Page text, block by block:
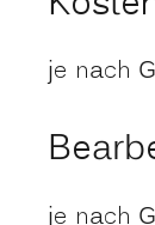
je nach
je nach